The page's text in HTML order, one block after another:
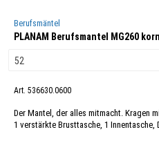
Berufsmäntel
PLANAM Berufsmantel MG260
Art. 536630.0600
Der Mantel, der alles mitmacht. Kragen
1 verstärkte Brusttasche, 1